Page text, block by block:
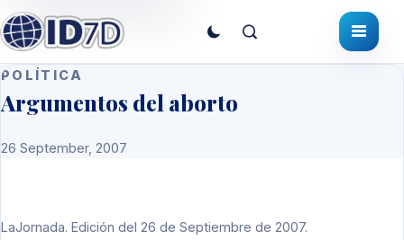
POLÍTICA
Argumentos del aborto
26 September, 2007
LaJornada. Edición del 26 de Septiembre de 2007.